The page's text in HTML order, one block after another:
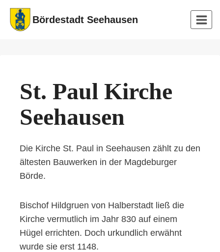
Zum
Inhalt
springen
Bördestadt Seehausen
St. Paul Kirche
Seehausen
Die Kirche St. Paul in Seehausen zählt zu den
ältesten Bauwerken in der Magdeburger
Börde.
Bischof Hildgruen von Halberstadt ließ die
Kirche vermutlich im Jahr 830 auf einem
Hügel errichten. Doch urkundlich erwähnt
wurde sie erst 1148.